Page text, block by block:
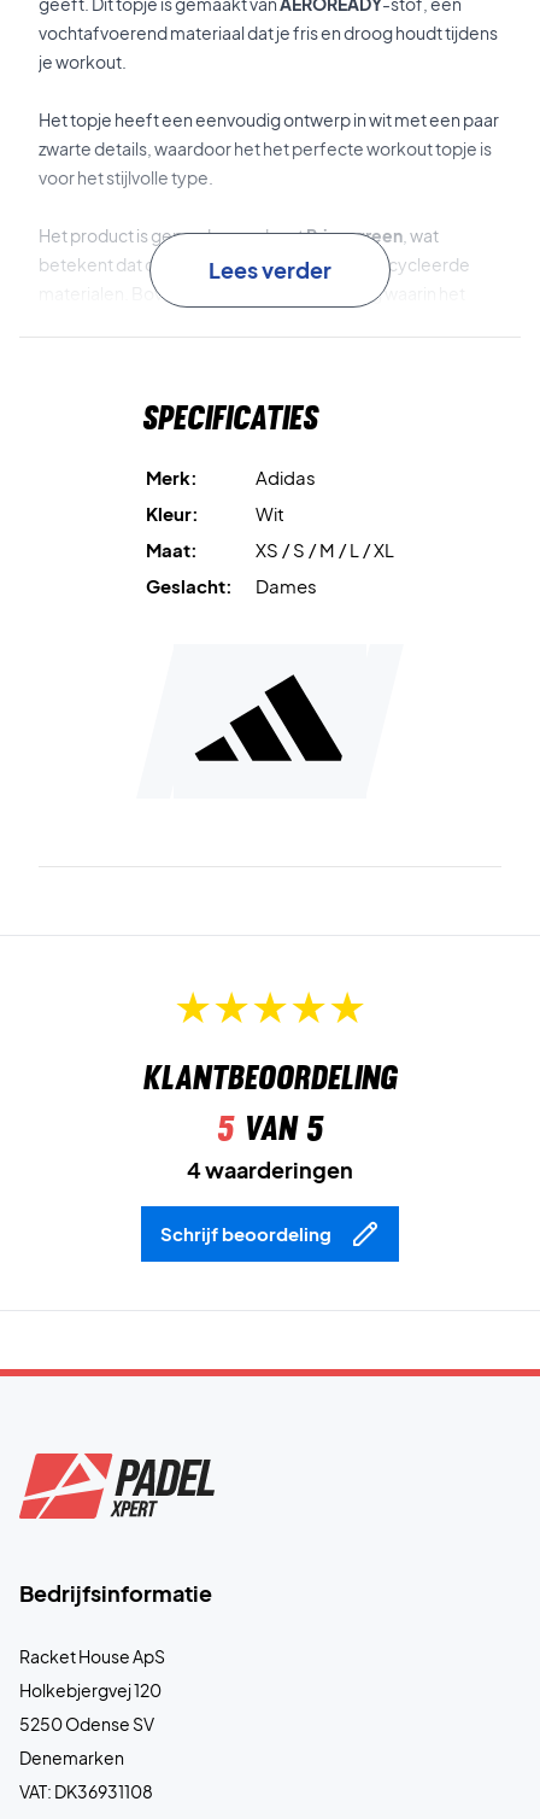
vochtafvoerend materiaal dat je fris en droog houdt tijdens
je workout.
Het topje heeft een eenvoudig ontwerp in wit met een paar
zwarte details, waardoor het het perfecte workout topje is
voor het stijlvolle type.
Het product is geproduceerd metPrimegreen , wat
betekent dat de kleding gemaakt is van gerecycleerde
materialen. Bovendien is de zak/verpakking waarin het
Heeft een ronde hals.
Kleur: Wit/Zwart
Lees verder
Specificaties
Merk:
Adidas
Kleur:
Wit
Maat:
XS / S / M / L / XL
Geslacht:
Dames
Klantbeoordeling
5van 5
4 waarderingen
Schrijf beoordeling
Bedrijfsinformatie
Racket House ApS
Holkebjergvej 120
5250 Odense SV
Denemarken
VAT: DK36931108